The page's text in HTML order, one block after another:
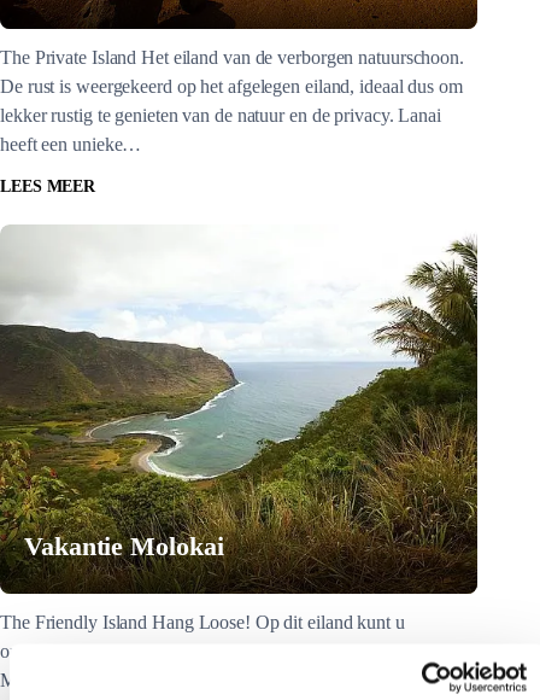
The Private Island Het eiland van de verborgen natuurschoon.
De rust is weergekeerd op het afgelegen eiland, ideaal dus om
lekker rustig te genieten van de natuur en de privacy. Lanai
heeft een unieke…
LEES MEER
Vakantie Molokai
The Friendly Island Hang Loose! Op dit eiland kunt u
onthaasten, u overgeven aan de rust en ontspannen sfeer.
Molokai is het meest traditionele eiland van de archipel. Alles